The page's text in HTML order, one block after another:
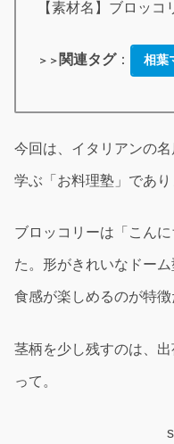
【素材名】ブロッコ
＞＞ 関連タグ： 相葉
今回は、イタリアンの名
学ぶ「お料理塾」であ
ブロッコリーは「こん
た。形がきれいなドー
食感が楽しめるのが特徴
茎柄を少し残すのは、
って。